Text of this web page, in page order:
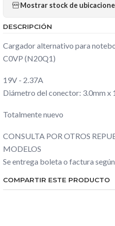
Mostrar stock de
DESCRIPCIÓN
Cargador alternativo para
C0VP (N20Q1)
19V - 2.37A
Diámetro del conector: 3.0mm x
Totalmente nuevo
CONSULTA POR OTROS
MODELOS
Se entrega boleta o factura
COMPARTIR ESTE PRODUCTO